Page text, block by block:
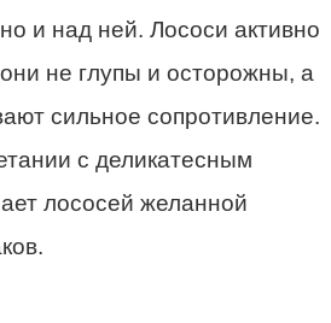
и над ней. Лососи активно
не глупы и осторожны, а
сильное сопротивление.
с деликатесным
лососей желанной